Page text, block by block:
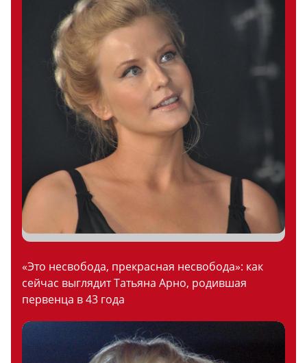
«Это несвобода, прекрасная несвобода»: как
сейчас выглядит Татьяна Арно, родившая
первенца в 43 года